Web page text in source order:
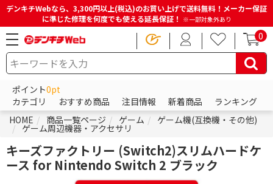
デンキチWebなら、3,300円以上(税込)のお買い上げで送料無料！メーカー保証
に準じた修理を何度でも使える延長保証！ ※一部対象外あり
0
ポイント0pt
カテゴリ
おすすめ商品 注目情報 新着商品
ランキング
HOME
商品一覧ページ ゲーム ゲーム機(互換機・その他)
ゲーム周辺機器・アクセサリ
キーズファクトリー (Switch2)スリムハードケ
ース for Nintendo Switch 2 ブラック